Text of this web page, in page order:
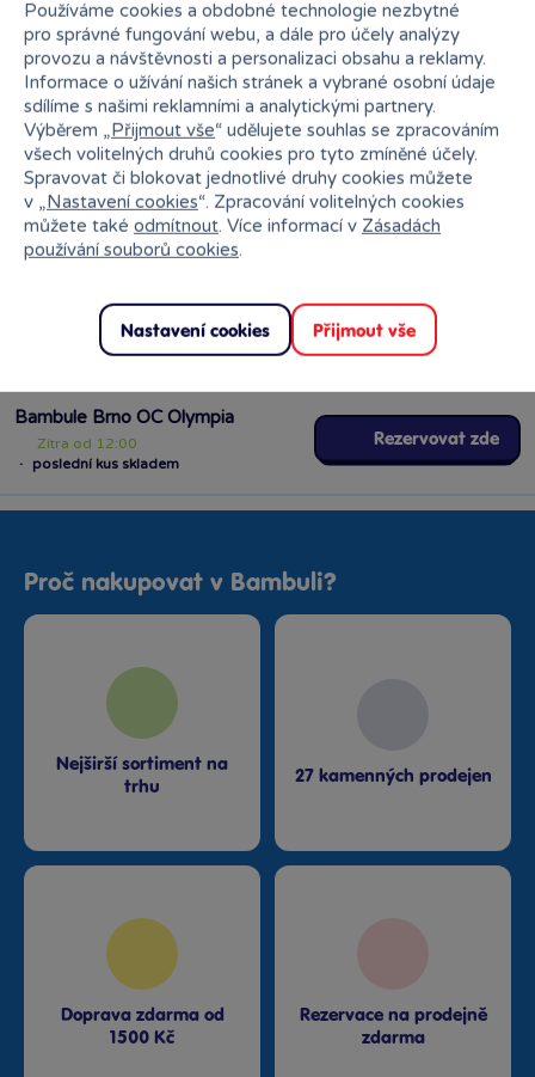
GEIS Od úterý11.08.
Vložit produkt do košíku
Ihned k odběru na pobočce
Bambule Brno OC Olympia
Zítra od 12:00
·
poslední kus skladem
Rezervovat zde
Proč nakupovat v Bambuli?
Nejširší sortiment na
trhu
27 kamenných prodejen
Doprava zdarma od
1500 Kč
Rezervace na prodejně
zdarma
Používáme cookies a obdobné technologie nezbytné
pro správné fungování webu, a dále pro účely analýzy
provozu a návštěvnosti a personalizaci obsahu a reklamy.
Informace o užívání našich stránek a vybrané osobní údaje
sdílíme s našimi reklamními a analytickými partnery.
Výběrem „Přijmout vše“ udělujete souhlas se zpracováním
všech volitelných druhů cookies pro tyto zmíněné účely.
Spravovat či blokovat jednotlivé druhy cookies můžete
v „Nastavení cookies“. Zpracování volitelných cookies
můžete také odmítnout. Více informací v Zásadách
používání souborů cookies.
Nastavení cookies Přijmout vše